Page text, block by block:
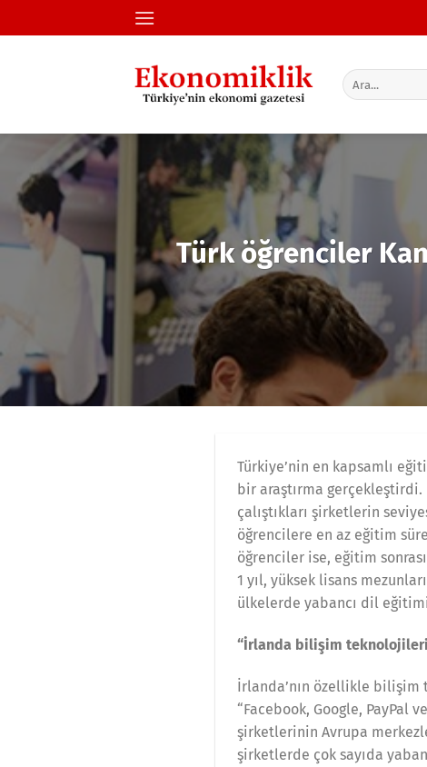
atla
Türk öğrenciler
Türkiye’nin en kapsamlı
bir araştırma gerçekleştirdi.
çalıştıkları şirketlerin
öğrencilere en az eğitim
öğrenciler ise, eğitim
1 yıl, yüksek lisans
ülkelerde yabancı dil
“İrlanda bilişim teknolojileri
İrlanda’nın özellikle bilişim
“Facebook, Google, PayPal
şirketlerinin Avrupa
şirketlerde çok sayıda